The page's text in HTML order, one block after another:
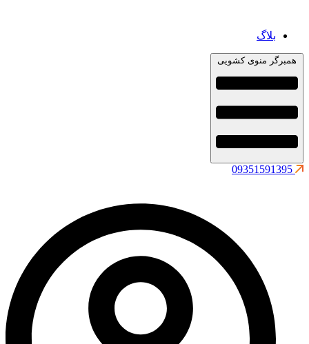
بلاگ
همبرگر منوی کشویی
09351591395